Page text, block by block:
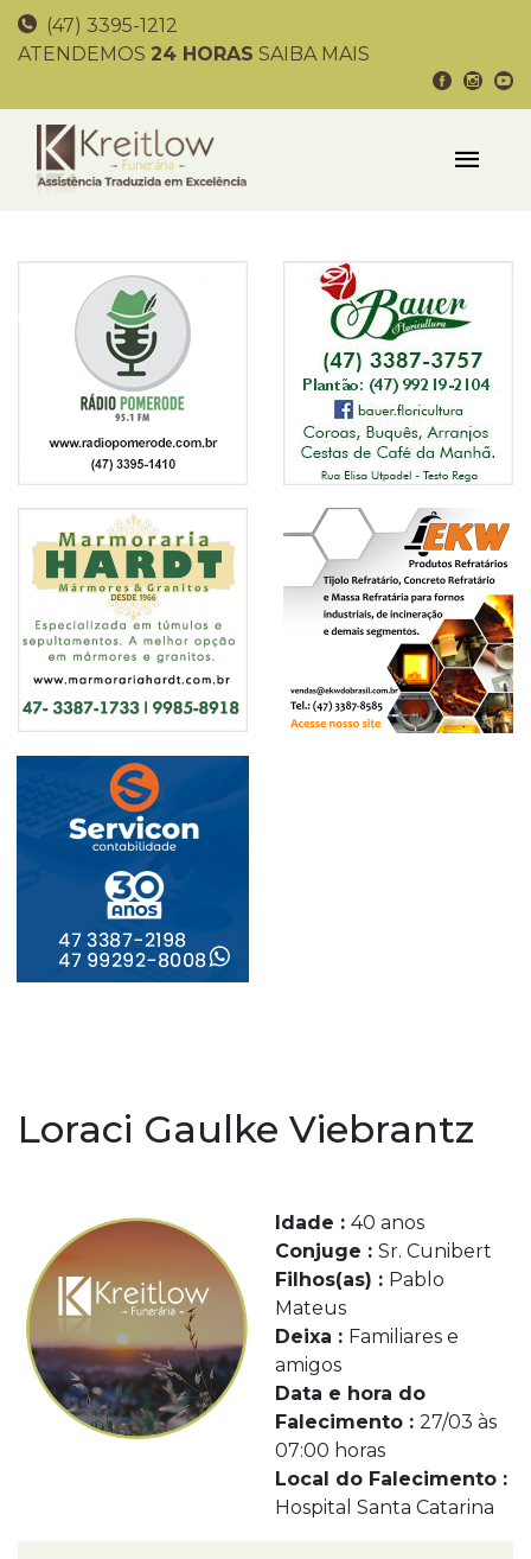
(47) 3395-1212
ATENDEMOS 24 HORAS SAIBA MAIS
Loraci Gaulke Viebrantz
Idade : 40 anos
Conjuge : Sr. Cunibert
Filhos(as) : Pablo
Mateus
Deixa : Familiares e
amigos
Data e hora do
Falecimento : 27/03 às
07:00 horas
Local do Falecimento :
Hospital Santa Catarina